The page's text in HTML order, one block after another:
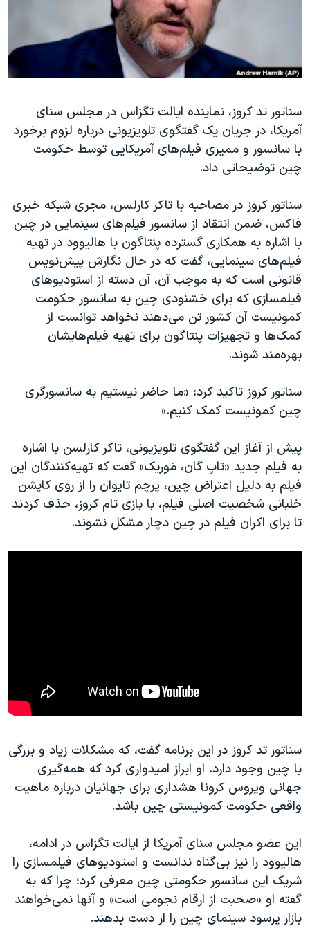
اقتصادی
اسرائیل در جنگ
گالری عکس
آرشیو پخش زنده
انتخابات ریاست جمهوری آمریکا ۲۰۲۴
حمله جمهوری اسلامی به اسرائیل
ورزش زنان در ایران
اعتراضات زن، زندگی، آزادی
مجموعه مستندهای دادخواهی
دادگاه حمید نوری
چهل سال گروگان‌گیری
قانون شفافیت دارائی کادر رهبری ایران
اعتراضات مردمی آبان ۹۸
اسرائیل در جنگ
نرگس محمدی برنده جایزه نوبل صلح
همایش محافظه‌کاران آمریکا «سی‌پک»
صفحه‌های ویژه
سفر پرزیدنت ترامپ به چین
زبانهای مختلف
سناتور تد کروز، نماینده ایالت تگزاس در مجلس سنای
آمریکا، در جریان یک گفتگوی تلویزیونی درباره لزوم برخورد
با سانسور و ممیزی فیلم‌های آمریکایی توسط حکومت
چین توضیحاتی داد.
سناتور کروز در مصاحبه با تاکر کارلسن، مجری شبکه خبری
فاکس، ضمن انتقاد از سانسور فیلم‌های سینمایی در چین
با اشاره به همکاری گسترده پنتاگون با هالیوود در تهیه
فیلم‌های سینمایی، گفت که در حال نگارش پیش‌نویس
قانونی است که به موجب آن، آن دسته از استودیوهای
فیلمسازی که برای خشنودی چین به سانسور حکومت
کمونیست آن کشور تن می‌دهند نخواهد توانست از
کمک‌ها و تجهیزات پنتاگون برای تهیه فیلم‌هایشان
بهره‌مند شوند.
سناتور کروز تاکید کرد: «ما حاضر نیستیم به سانسورگری
چین کمونیست کمک کنیم.»
پیش از آغاز این گفتگوی تلویزیونی، تاکر کارلسن با اشاره
به فیلم جدید «تاپ گان، مَوریک» گفت که تهیه‌کنندگان این
فیلم به دلیل اعتراض چین، پرچم تایوان را از روی کاپشن
خلبانی شخصیت اصلی فیلم، با بازی تام کروز، حذف کردند
تا برای اکران فیلم در چین دچار مشکل نشوند.
سناتور تد کروز در این برنامه گفت، که مشکلات زیاد و بزرگی
با چین وجود دارد. او ابراز امیدواری کرد که همه‌‌گیری
جهانی ویروس کرونا هشداری برای جهانیان درباره ماهیت
واقعی حکومت کمونیستی چین باشد.
این عضو مجلس سنای آمریکا از ایالت تگزاس در ادامه،
هالیوود را نیز بی‌گناه ندانست و استودیوهای فیلمسازی را
شریک این سانسور حکومتی چین معرفی کرد؛ چرا که به
گفته او «صحبت از ارقام نجومی است»‌ و آنها نمی‌خواهند
بازار پرسود‌ سینمای چین را از دست بدهند.